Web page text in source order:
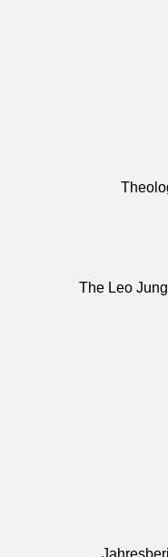
The Leo